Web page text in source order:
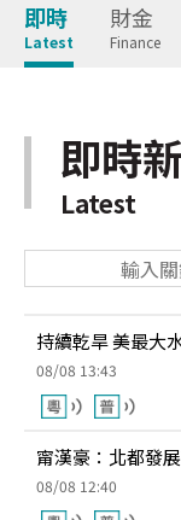
即時
Latest
財金
Finance
即時
Latest
持續乾旱 美最大
08/08 13:43
甯漢豪：北都發
08/08 12:40